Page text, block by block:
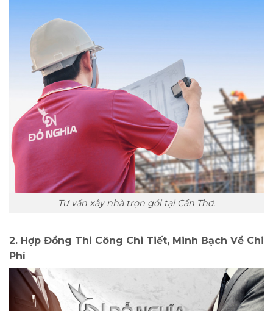
Tư vấn xây nhà trọn gói tại Cần Thơ.
2. Hợp Đồng Thi Công Chi Tiết, Minh Bạch Về Chi
Phí